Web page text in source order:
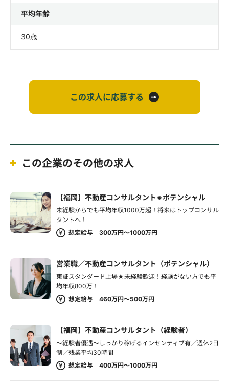
平均年齢
30歳
この求人に応募する
この企業のその他の求人
【福岡】不動産コンサルタント※ポテンシャル
未経験からでも平均年収1000万超！将来はトップコンサル
タントへ！
想定給与 300万円～1000万円
営業職／不動産コンサルタント（ポテンシャル）
東証スタンダード上場★未経験歓迎！経験がない方でも平
均年収800万！
想定給与 460万円～500万円
【福岡】不動産コンサルタント（経験者）
～経験者優遇～しっかり稼げるインセンティブ有／週休2日
制／残業平均30時間
想定給与 400万円～1000万円